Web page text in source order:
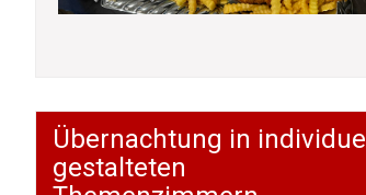
Übernachtung in individuell
gestalteten